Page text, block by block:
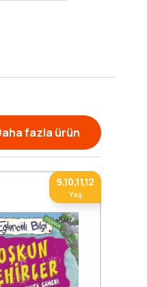
fazla ürün
9,10,11,12
Yaş